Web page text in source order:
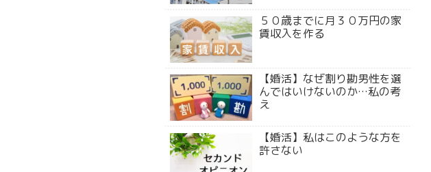
５０歳までに月３０万円の家
賃収入を作る
【婚活】なぜ割り勘男性を選
んではいけないのか…私の考
え
【婚活】私はこのような方を
許さない